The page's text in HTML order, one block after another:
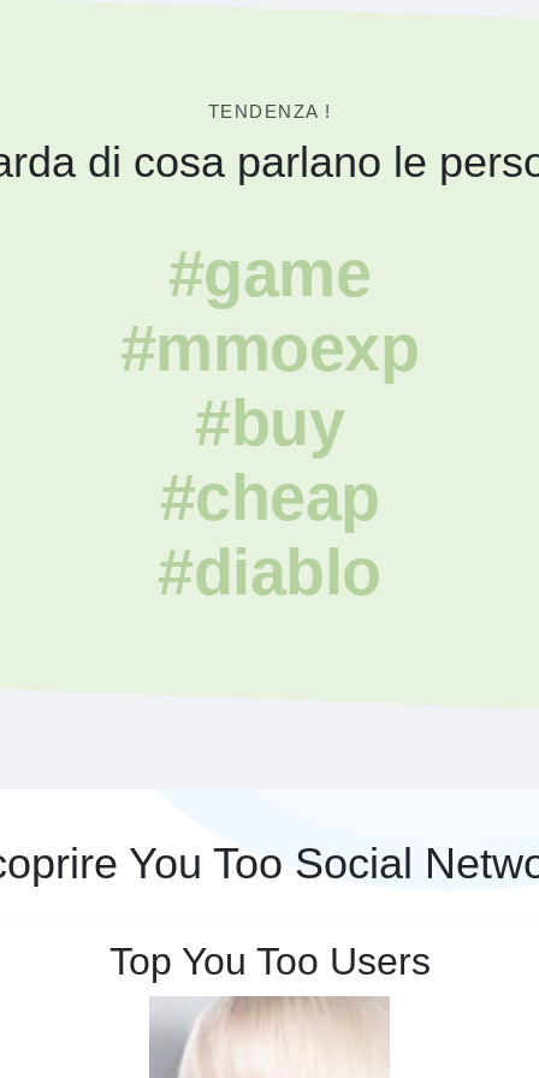
TENDENZA !
di cosa parlano le
#game
#mmoexp
#buy
#cheap
#diablo
You Too Social
Top You Too Users